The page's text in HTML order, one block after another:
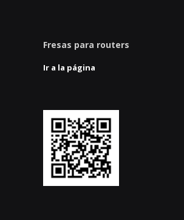
Fresas para routers
Ir a la página